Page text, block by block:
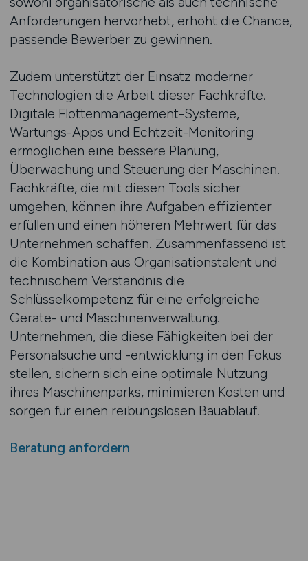
Anforderungen hervorhebt, erhöht die Chance,
passende Bewerber zu gewinnen.
Zudem unterstützt der Einsatz moderner
Technologien die Arbeit dieser Fachkräfte.
Digitale Flottenmanagement-Systeme,
Wartungs-Apps und Echtzeit-Monitoring
ermöglichen eine bessere Planung,
Überwachung und Steuerung der Maschinen.
Fachkräfte, die mit diesen Tools sicher
umgehen, können ihre Aufgaben effizienter
erfüllen und einen höheren Mehrwert für das
Unternehmen schaffen. Zusammenfassend ist
die Kombination aus Organisationstalent und
technischem Verständnis die
Schlüsselkompetenz für eine erfolgreiche
Geräte- und Maschinenverwaltung.
Unternehmen, die diese Fähigkeiten bei der
Personalsuche und -entwicklung in den Fokus
stellen, sichern sich eine optimale Nutzung
ihres Maschinenparks, minimieren Kosten und
sorgen für einen reibungslosen Bauablauf.
Beratung anfordern